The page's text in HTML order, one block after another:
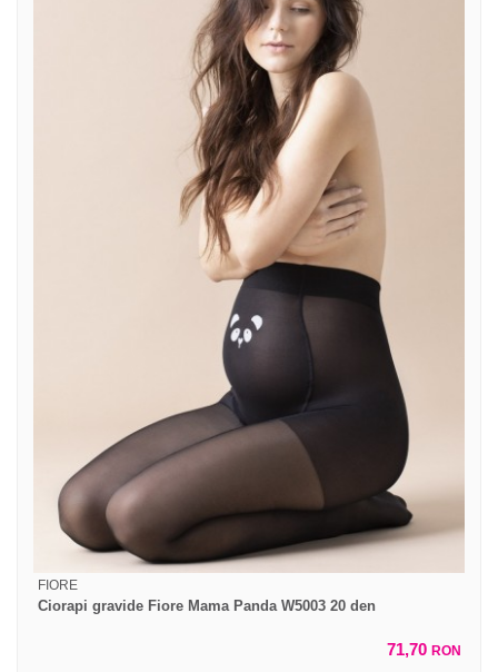
FIORE
Ciorapi gravide Fiore Mama Panda W5003 20 den
71,70 RON